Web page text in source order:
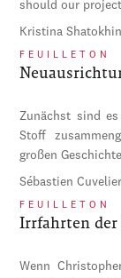
should our
Kristina
FEUILLETON
Zunächst sind
Stoff
großen
Sébastien
FEUILLETON
Irrfahrten
Wenn